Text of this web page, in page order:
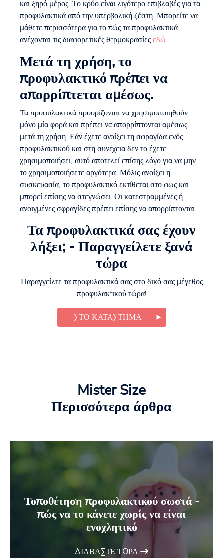
και ξηρό μέρος. Το κρύο είναι λιγότερο επιβλαβές για τα
προφυλακτικά από την υπερβολική ζέστη. Μπορείτε να
μάθετε περισσότερα για το πώς τα προφυλακτικά
ανέχονται τις διαφορετικές θερμοκρασίεςεδώ.
Μετά τη χρήση, το
προφυλακτικό πρέπει να
απορρίπτεται αμέσως.
Τα προφυλακτικά προορίζονται να χρησιμοποιηθούν
μόνο μία φορά και πρέπει να απορρίπτονται αμέσως
μετά τη χρήση. Εάν έχετε ανοίξει τη σφραγίδα ενός
προφυλακτικού και στη συνέχεια δεν το έχετε
χρησιμοποιήσει, αυτό αποτελεί επίσης λόγο για να μην
το χρησιμοποιήσετε αργότερα. Μόλις ανοίξει η
συσκευασία, το προφυλακτικό εκτίθεται στο φως και
μπορεί επίσης να στεγνώσει. Οι κατεστραμμένες ή
ανοιγμένες σφραγίδες πρέπει επίσης να απορρίπτονται.
Τα προφυλακτικά σας έχουν
λήξει; - Παραγγείλετε ξανά
τώρα
Παραγγείλτε τα προφυλακτικά σας στο δικό σας μέγεθος
προφυλακτικού τώρα!
ΣΤΟ ΚΑΤΆΣΤΗΜΑ
Mister Size
Περισσότερα άρθρα
Τοποθέτηση προφυλακτικού σωστά -
πώς να το κάνετε χωρίς να είναι
ενοχλητικό
ΔΙΑΒΆΣΤΕ ΤΏΡΑ